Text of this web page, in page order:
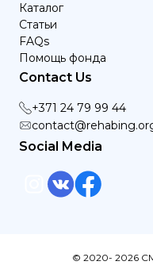
Каталог
Статьи
FAQs
Помощь фонда
Contact Us
+371 24 79 99 44
Social Media
© 2020- 2026